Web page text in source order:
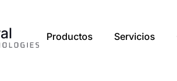
Productos Servicios